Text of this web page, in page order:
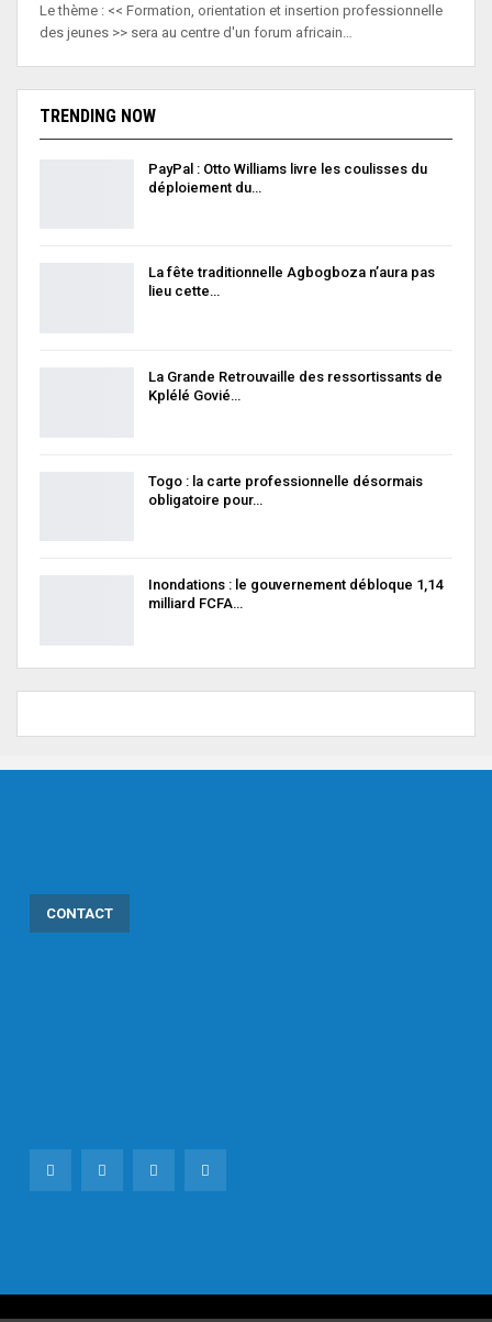
Le thème : << Formation, orientation et insertion professionnelle
des jeunes >> sera au centre d'un forum africain…
TRENDING NOW
PayPal : Otto Williams livre les coulisses du
déploiement du…
La fête traditionnelle Agbogboza n’aura pas
lieu cette…
La Grande Retrouvaille des ressortissants de
Kplélé Govié…
Togo : la carte professionnelle désormais
obligatoire pour…
Inondations : le gouvernement débloque 1,14
milliard FCFA…
CONTACT